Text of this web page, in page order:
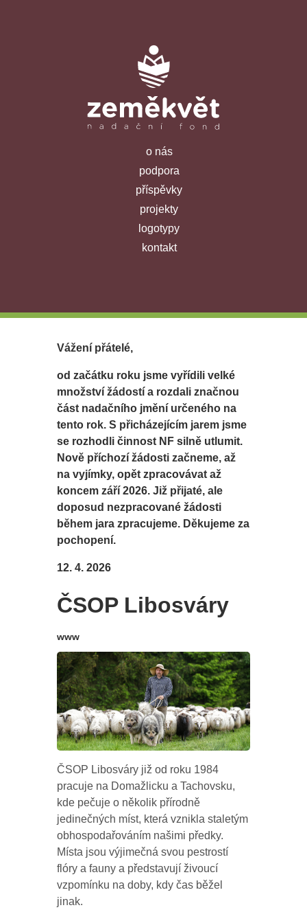
o nás
podpora
příspěvky
projekty
logotypy
kontakt
Vážení přátelé,
od začátku roku jsme vyřídili velké
množství žádostí a rozdali značnou
část nadačního jmění určeného na
tento rok. S přicházejícím jarem jsme
se rozhodli činnost NF silně utlumit.
Nově příchozí žádosti začneme, až
na vyjímky, opět zpracovávat až
koncem září 2026. Již přijaté, ale
doposud nezpracované žádosti
během jara zpracujeme. Děkujeme za
pochopení.
12. 4. 2026
ČSOP Libosváry
www
ČSOP Libosváry již od roku 1984
pracuje na Domažlicku a Tachovsku,
kde pečuje o několik přírodně
jedinečných míst, která vznikla staletým
obhospodařováním našimi předky.
Místa jsou výjimečná svou pestrostí
flóry a fauny a představují živoucí
vzpomínku na doby, kdy čas běžel
jinak.